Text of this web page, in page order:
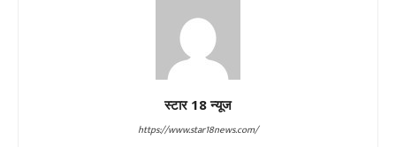
स्टार 18 न्यूज
https://www.star18news.com/